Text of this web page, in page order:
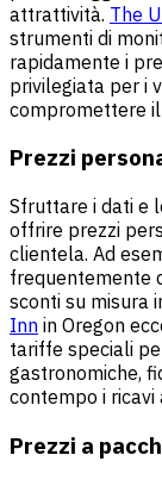
attrattività. The
strumenti di
rapidamente i
privilegiata per i
compromettere
Prezzi
Sfruttare i dati e
offrire prezzi
clientela. Ad
frequentemente
sconti su misura
Inn in Oregon
tariffe speciali
gastronomiche,
contempo i ricavi
Prezzi a